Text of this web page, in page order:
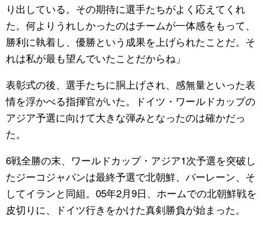
り出している。その期待に選手たちがよく応えてくれ
た。何よりうれしかったのはチームが一体感をもって、
勝利に執着し、優勝という成果を上げられたことだ。そ
れは私が最も望んでいたことだからね」
表彰式の後、選手たちに胴上げされ、感無量といった表
情を浮かべる指揮官がいた。ドイツ・ワールドカップの
アジア予選に向けて大きな弾みとなったのは確かだっ
た。
6戦全勝の末、ワールドカップ・アジア1次予選を突破し
たジーコジャパンは最終予選で北朝鮮、バーレーン、そ
してイランと同組。05年2月9日、ホームでの北朝鮮戦を
皮切りに、ドイツ行きをかけた真剣勝負が始まった。